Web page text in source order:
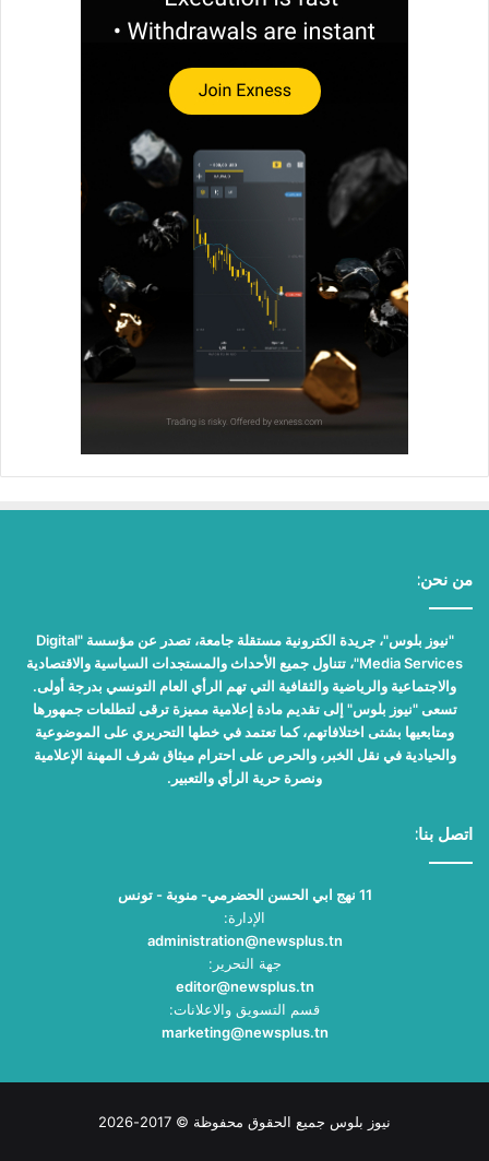
من نحن:
"نيوز بلوس"، جريدة الكترونية مستقلة جامعة، تصدر عن مؤسسة "Digital
Media Services"، تتناول جميع الأحداث والمستجدات السياسية والاقتصادية
والاجتماعية والرياضية والثقافية التي تهم الرأي العام التونسي بدرجة أولى.
تسعى "نيوز بلوس" إلى تقديم مادة إعلامية مميزة ترقى لتطلعات جمهورها
ومتابعيها بشتى اختلافاتهم، كما تعتمد في خطها التحريري على الموضوعية
والحيادية في نقل الخبر، والحرص على احترام ميثاق شرف المهنة الإعلامية
ونصرة حرية الرأي والتعبير.
اتصل بنا:
11 نهج ابي الحسن الحضرمي- منوبة - تونس
الإدارة:
administration@newsplus.tn
جهة التحرير:
editor@newsplus.tn
قسم التسويق والاعلانات:
marketing@newsplus.tn
نيوز بلوس جميع الحقوق محفوظة © 2017-2026